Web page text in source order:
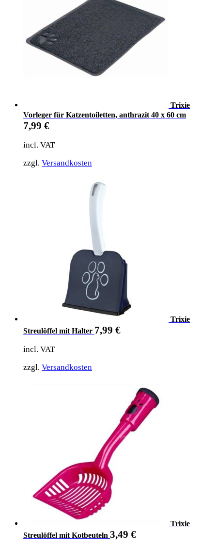
Trixie
Vorleger für Katzentoiletten, anthrazit 40 x 60 cm
7,99 €
incl. VAT
zzgl. Versandkosten
Trixie
Streulöffel mit Halter 7,99 €
incl. VAT
zzgl. Versandkosten
Trixie
Streulöffel mit Kotbeuteln 3,49 €